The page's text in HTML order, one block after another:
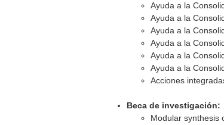
Ayuda a la
Ayuda a la
Ayuda a la
Ayuda a la
Ayuda a la
Ayuda a la
Acciones
Beca de investigación:
Modular synthesis